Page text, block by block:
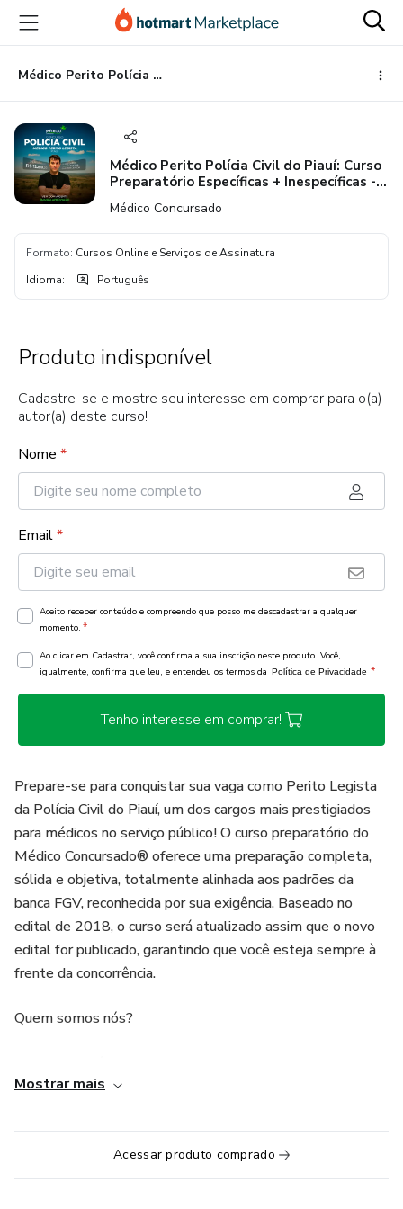
para
conteúdo
principal
para
pagamento
para
rodapé
Médico Perito Polícia Civil do Piauí: Curso Preparatório Específicas + Inespecíficas - Médico Concursado®
Médico Perito Polícia Civil do Piauí: Curso
Preparatório Específicas + Inespecíficas -
Médico Concursado®
Médico Concursado
Formato: Cursos Online e Serviços de Assinatura
Idioma: Português
Produto indisponível
Cadastre-se e mostre seu interesse em comprar para o(a)
autor(a) deste curso!
Nome *
Email*
Aceito receber conteúdo e compreendo que posso me descadastrar a qualquer
momento. *
Ao clicar em Cadastrar, você confirma a sua inscrição neste produto. Você,
igualmente, confirma que leu, e entendeu os termos da Política de Privacidade *
Tenho interesse em comprar!
Prepare-se para conquistar sua vaga como Perito Legista
da Polícia Civil do Piauí, um dos cargos mais prestigiados
para médicos no serviço público! O curso preparatório do
Médico Concursado® oferece uma preparação completa,
sólida e objetiva, totalmente alinhada aos padrões da
banca FGV, reconhecida por sua exigência. Baseado no
edital de 2018, o curso será atualizado assim que o novo
edital for publicado, garantindo que você esteja sempre à
frente da concorrência.
Quem somos nós?
experientes, aprovados em con-cursos de elite e com
• Ricardo Humberto de Miranda Felix: Médico formado
pela UFRN, com resi-dência em Clínica Médica e Geriatria,
Mostrar mais
Acessar produto comprado